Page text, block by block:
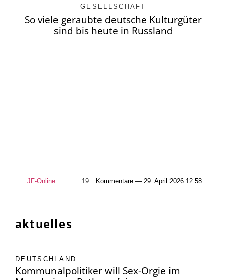
GESELLSCHAFT
So viele geraubte deutsche Kulturgüter
sind bis heute in Russland
JF-Online 19 Kommentare — 29. April 2026 12:58
aktuelles
DEUTSCHLAND
Kommunalpolitiker will Sex-Orgie im